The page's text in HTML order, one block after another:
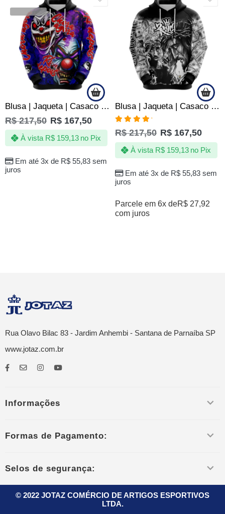
VENDIDOS
Blusa | Jaqueta | Casaco Chora Agora Ri Depois – De Quebrada
R$217,50 R$ 167,50
Em até 3x de R$55,83sem
juros
À vista R$159,13 no Pix
Blusa | Jaqueta | Casaco Two 2 Pac Hip Hop Rap Rapper
Avaliação
5.00de 5
R$217,50 R$ 167,50
Em até 3x de R$55,83sem
juros
À vista R$159,13 no Pix
Parcele em 6x deR$ 27,92
com juros
Rua Olavo Bilac 83 - Jardim Anhembi - Santana de Parnaíba SP
www.jotaz.com.br
Informações
Formas de Pagamento:
Selos de segurança:
© 2022 JOTAZ COMÉRCIO DE ARTIGOS ESPORTIVOS
LTDA.